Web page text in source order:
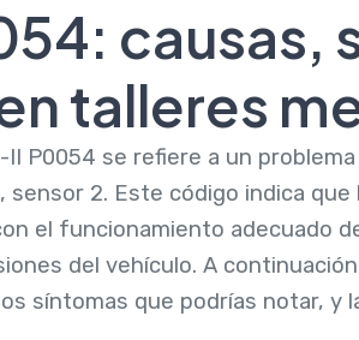
causas,
talleres
II P0054 se refiere a un
sensor 2. Este código indica
el funcionamiento adecuado
del vehículo. A
síntomas que podrías notar, y